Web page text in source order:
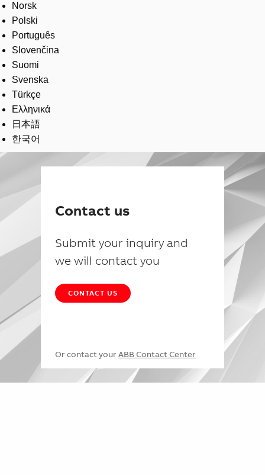
Norsk
Polski
Português
Slovenčina
Suomi
Svenska
Türkçe
Ελληνικά
日本語
한국어
Contact us
Submit your inquiry and
we will contact you
CONTACT US
Or contact your ABB Contact Center